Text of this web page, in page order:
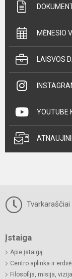
MĖNESIO
LAISVOS
YOUTUBE
Tvarkaraščiai
Įstaiga
Apie įstaigą
Centro aplinka ir
Filosofija, misija, vizija